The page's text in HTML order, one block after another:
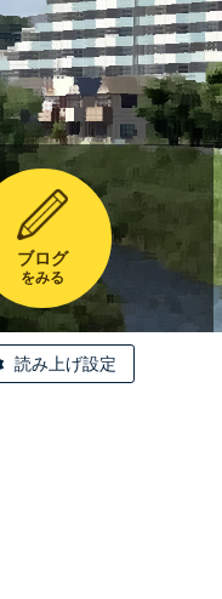
ブログ
をみる
読み上げ設定